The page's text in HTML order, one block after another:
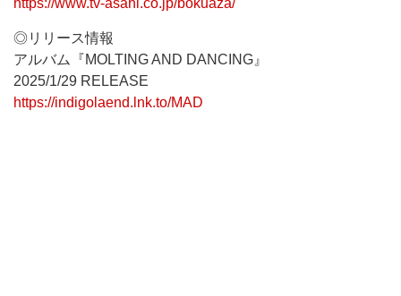
https://www.tv-asahi.co.jp/bokuaza/
◎リリース情報
アルバム『MOLTING AND DANCING』
2025/1/29 RELEASE
https://indigolaend.lnk.to/MAD